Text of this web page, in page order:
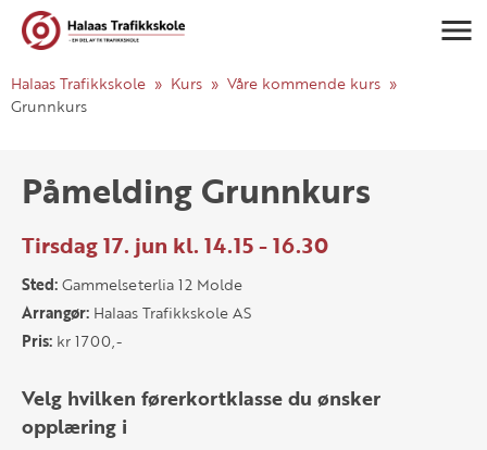
Halaas Trafikkskole Kurs
Våre kommende kurs
Grunnkurs
Påmelding Grunnkurs
Tirsdag 17. jun kl. 14.15 - 16.30
Sted:Gammelseterlia 12 Molde
Arrangør: Halaas Trafikkskole AS
Pris: kr 1700,-
Velg hvilken førerkortklasse du ønsker
opplæring i